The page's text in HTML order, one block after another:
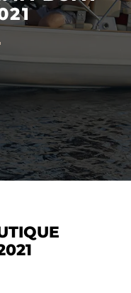
AGILIS 360D